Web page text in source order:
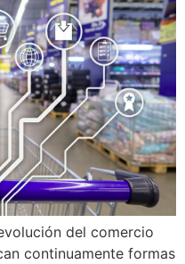
del comercio
continuamente formas